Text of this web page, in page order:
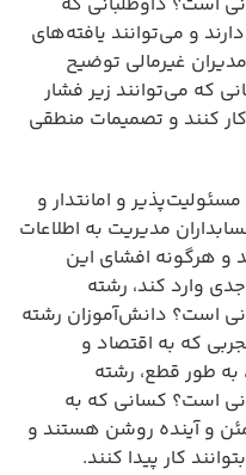
و می‌توانند یافته‌های
غیرمالی توضیح
که می‌توانند زیر فشار
کنند و تصمیمات منطقی
و امانتدار و
مدیریت به اطلاعات
و هرگونه افشای این
وارد کند، رشته
است؟ دانش‌آموزان رشته
که به اقتصاد و
به طور قطع، رشته
است؟ کسانی که به
و آینده روشن هستند و
کار پیدا کنند.